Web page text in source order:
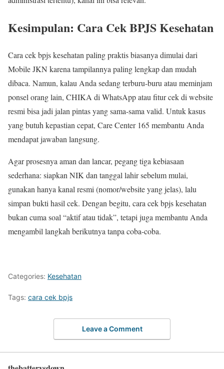
Kesimpulan: Cara Cek BPJS Kesehatan
Cara cek bpjs kesehatan paling praktis biasanya dimulai dari
Mobile JKN karena tampilannya paling lengkap dan mudah
dibaca. Namun, kalau Anda sedang terburu-buru atau meminjam
ponsel orang lain, CHIKA di WhatsApp atau fitur cek di website
resmi bisa jadi jalan pintas yang sama-sama valid. Untuk kasus
yang butuh kepastian cepat, Care Center 165 membantu Anda
mendapat jawaban langsung.
Agar prosesnya aman dan lancar, pegang tiga kebiasaan
sederhana: siapkan NIK dan tanggal lahir sebelum mulai,
gunakan hanya kanal resmi (nomor/website yang jelas), lalu
simpan bukti hasil cek. Dengan begitu, cara cek bpjs kesehatan
bukan cuma soal “aktif atau tidak”, tetapi juga membantu Anda
mengambil langkah berikutnya tanpa coba-coba.
Categories: Kesehatan
Tags: cara cek bpjs
Leave a Comment